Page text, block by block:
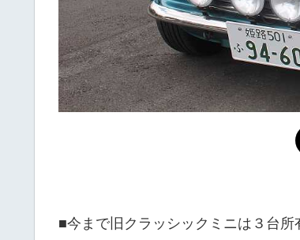
■今まで旧クラッシックミニは３台